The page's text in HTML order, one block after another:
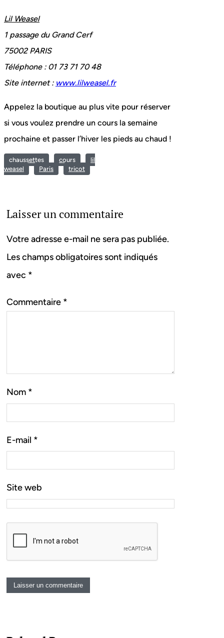
Lil Weasel
1 passage du Grand Cerf
75002 PARIS
Téléphone : 01 73 71 70 48
Site internet : www.lilweasel.fr
Appelez la boutique au plus vite pour réserver
si vous voulez prendre un cours la semaine
prochaine et passer l’hiver les pieds au chaud !
chaussettes cours
lil
weasel
Paris tricot
Laisser un commentaire
Votre adresse e-mail ne sera pas publiée.
Les champs obligatoires sont indiqués
avec *
Commentaire *
Nom *
E-mail *
Site web